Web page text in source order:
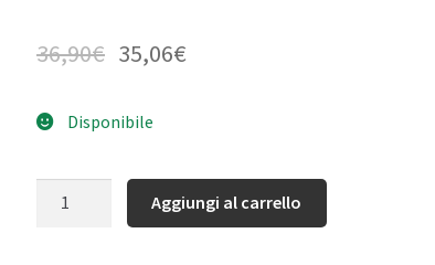
36,90€ 35,06€
Disponibile
Aggiungi al carrello